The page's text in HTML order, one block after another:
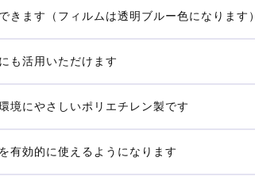
ます（フィルムは透明ブルー色になります）
も活用いただけます
境にやさしいポリエチレン製です
有効的に使えるようになります